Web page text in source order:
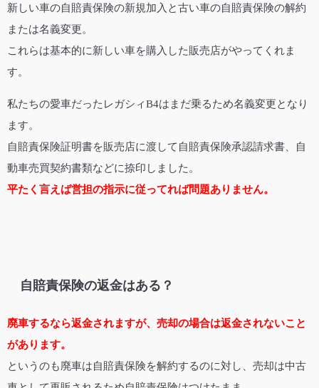
新しい車の自賠責保険の新規加入と古い車の自賠責保険の解約
または名義変更。
これらは基本的に新しい車を購入した販売店がやってくれま
す。
私たちの愛車だったレガシィB4はまだ乗るため名義変更となり
ます。
自賠責保険証明書を販売店に渡して自賠責保険承認請求書、自
動車売買契約書類などに捺印しました。
平たく言えば営担の指示に従ってれば問題ありません。
自賠責保険の返金はある？
廃車するなら返金されますが、売却の場合は返金されないこと
があります。
というのも廃車は自賠責保険を解約するのに対し、売却は中古